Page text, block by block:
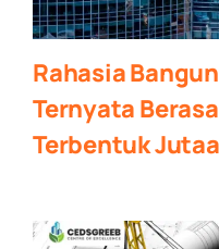
Rahasia
Ternyata
Terbentuk